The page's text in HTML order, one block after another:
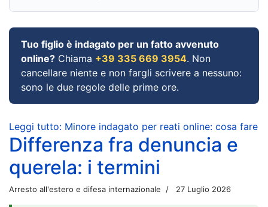
Tuo figlio è indagato per un fatto avvenuto
online? Chiama +39 335 669 3954. Non
cancellare niente e non fargli scrivere a nessuno:
sono le due regole delle prime ore.
Leggi tutto: Minore indagato per reati online: cosa fare
Differenza fra denuncia e
querela: i termini
Arresto all'estero e difesa internazionale 27 Luglio 2026